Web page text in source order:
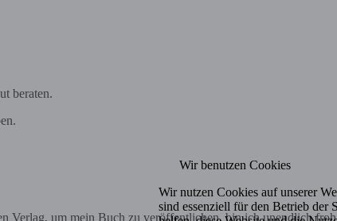
beraten.
Verlag, um mein Buch zu veröffentlichen, bin ich unendlich
Wir benutzen Cookies
Wir nutzen Cookies auf unserer
sind essenziell für den Betrieb der